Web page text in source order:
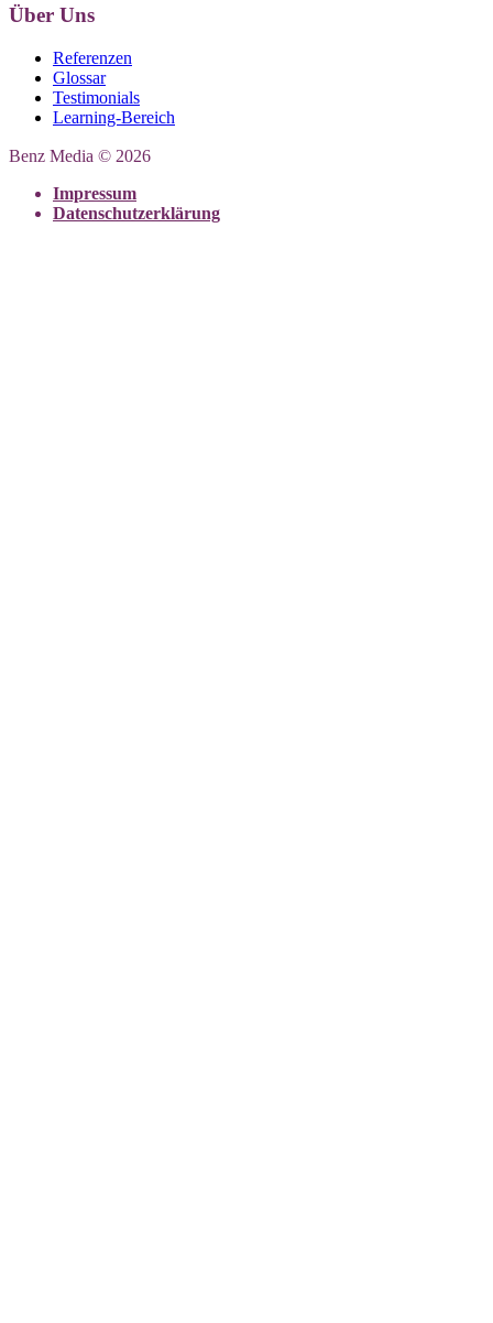
Über Uns
Referenzen
Glossar
Testimonials
Learning-Bereich
Benz Media © 2026
Impressum
Datenschutzerklärung